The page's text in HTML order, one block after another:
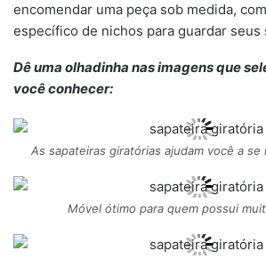
encomendar uma peça sob medida,
específico de nichos para guardar seus
Dê uma olhadinha nas imagens que
você conhecer:
As sapateiras giratórias ajudam você a se
Móvel ótimo para quem possui